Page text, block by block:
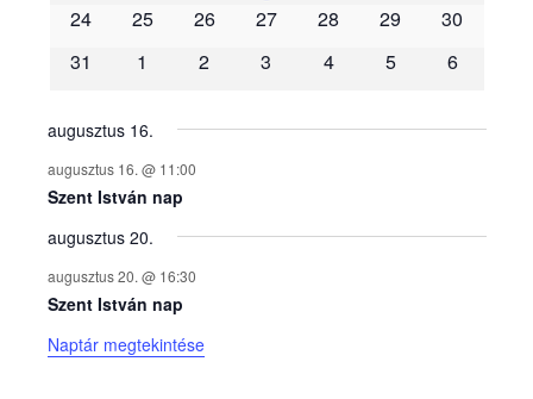
é
n
y
e
k
n
a
24
25 26 27 28 29
30
31
1 2 3 4 5 6
augusztus 16.
augusztus 16. @ 11:00
Szent István nap
augusztus 20.
augusztus 20. @ 16:30
Szent István nap
Naptár megtekintése